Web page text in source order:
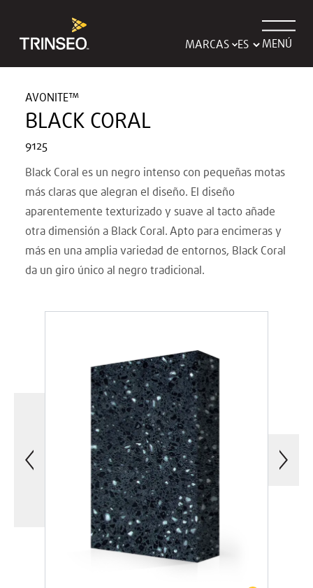
MARCAS MENÚ
AVONITE™
BLACK CORAL
9125
Black Coral es un negro intenso con pequeñas motas
más claras que alegran el diseño. El diseño
aparentemente texturizado y suave al tacto añade
otra dimensión a Black Coral. Apto para encimeras y
más en una amplia variedad de entornos, Black Coral
da un giro único al negro tradicional.